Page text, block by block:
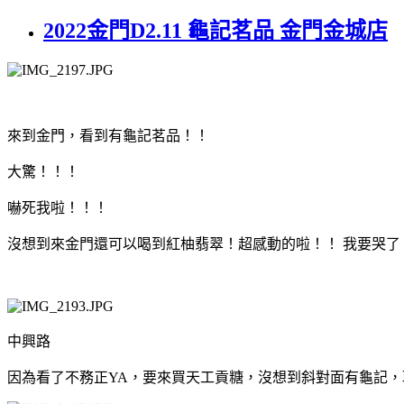
2022金門D2.11 龜記茗品 金門金城店
來到金門，看到有龜記茗品！！
大驚！！！
嚇死我啦！！！
沒想到來金門還可以喝到紅柚翡翠！超感動的啦！！ 我要哭了
中興路
因為看了不務正YA，要來買天工貢糖，沒想到斜對面有龜記，